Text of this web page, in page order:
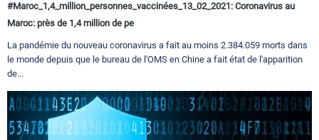
#Maroc_1,4_million_personnes_vaccinées_13_02_2021: Coronavirus au
Maroc: près de 1,4 million de pe
La pandémie du nouveau coronavirus a fait au moins 2.384.059 morts dans
le monde depuis que le bureau de l'OMS en Chine a fait état de l'apparition
de...